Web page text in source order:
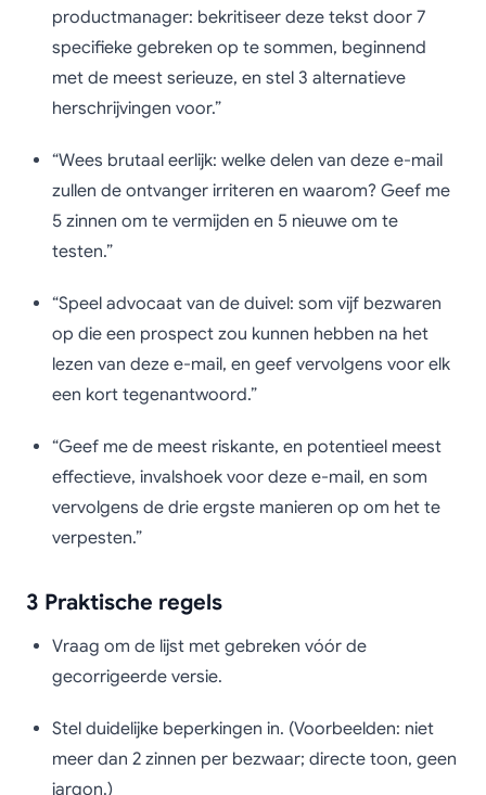
productmanager: bekritiseer deze tekst door 7
specifieke gebreken op te sommen, beginnend
met de meest serieuze, en stel 3 alternatieve
herschrijvingen voor.”
“Wees brutaal eerlijk: welke delen van deze e-mail
zullen de ontvanger irriteren en waarom? Geef me
5 zinnen om te vermijden en 5 nieuwe om te
testen.”
“Speel advocaat van de duivel: som vijf bezwaren
op die een prospect zou kunnen hebben na het
lezen van deze e-mail, en geef vervolgens voor elk
een kort tegenantwoord.”
“Geef me de meest riskante, en potentieel meest
effectieve, invalshoek voor deze e-mail, en som
vervolgens de drie ergste manieren op om het te
verpesten.”
3 Praktische regels
Vraag om de lijst met gebreken vóór de
gecorrigeerde versie.
Stel duidelijke beperkingen in. (Voorbeelden: niet
meer dan 2 zinnen per bezwaar; directe toon, geen
jargon.)